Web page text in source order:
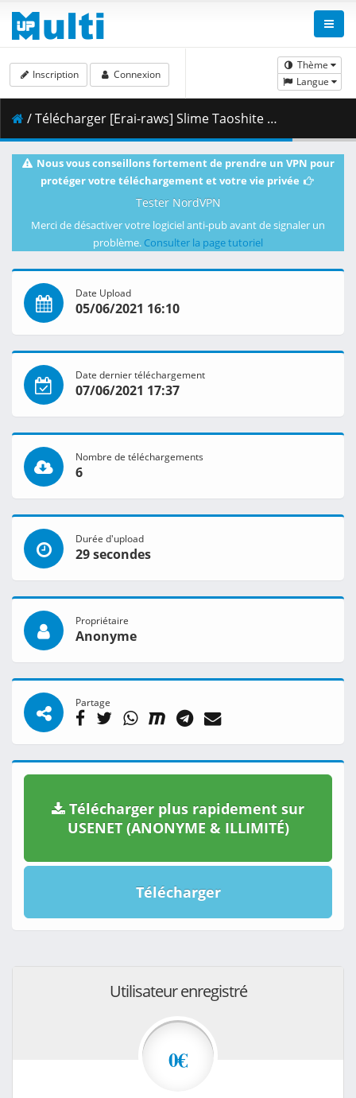
Thème
Langue
Inscription Connexion
/ Télécharger [Erai-raws] Slime Taoshite 300-nen Shiranai Uchi ni Level Max ni Nattemashita - 09 [720p][Multiple Subtitle].mkv.001 ( 350.38 MB )
Nous vous conseillons fortement de prendre un VPN pour
protéger votre téléchargement et votre vie privée
Tester NordVPN
Merci de désactiver votre logiciel anti-pub avant de signaler un
problème. Consulter la page tutoriel
Date Upload
05/06/2021 16:10
Date dernier téléchargement
07/06/2021 17:37
Nombre de téléchargements
6
Durée d'upload
29 secondes
Propriétaire
Anonyme
Partage
Télécharger plus rapidement sur
USENET (ANONYME & ILLIMITÉ)
Télécharger
Utilisateur enregistré
0€